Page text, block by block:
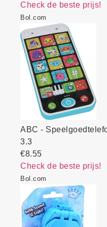
Check de beste prijs!
Bol.com
ABC -
3.3
€8.55
Check de beste prijs!
Bol.com